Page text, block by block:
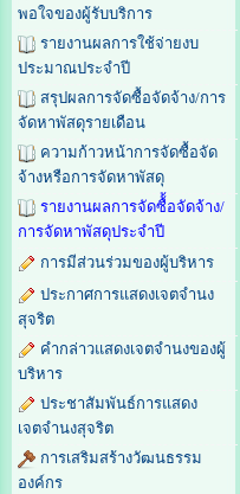
พอใจของผู้รับบริการ
รายงานผลการใช้จ่ายงบ
ประมาณประจำปี
สรุปผลการจัดซื้อจัดจ้าง/การ
จัดหาพัสดุรายเดือน
ความก้าวหน้าการจัดซื้อจัด
จ้างหรือการจัดหาพัสดุ
รายงานผลการจัดซื้้อจัดจ้าง/
การจัดหาพัสดุประจำปี
การมีส่วนร่วมของผู้บริหาร
ประกาศการแสดงเจตจำนง
สุจริต
คำกล่าวแสดงเจตจำนงของผู้
บริหาร
ประชาสัมพันธ์การแสดง
เจตจำนงสุจริต
การเสริมสร้างวัฒนธรรม
องค์กร